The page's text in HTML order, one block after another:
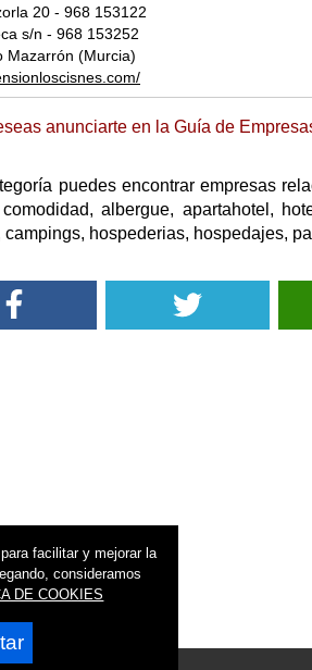
20 - 968 153122
s/n - 968 153252
Mazarrón (Murcia)
anunciarte en la Guía de
puedes encontrar empresas
albergue, apartahotel,
campings, hospederias, hospedajes,
facilitar y mejorar la
consideramos
DE COOKIES